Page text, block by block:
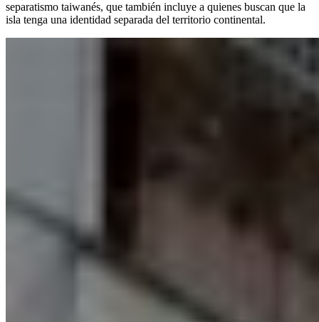
separatismo taiwanés, que también incluye a quienes buscan que la
isla tenga una identidad separada del territorio continental.